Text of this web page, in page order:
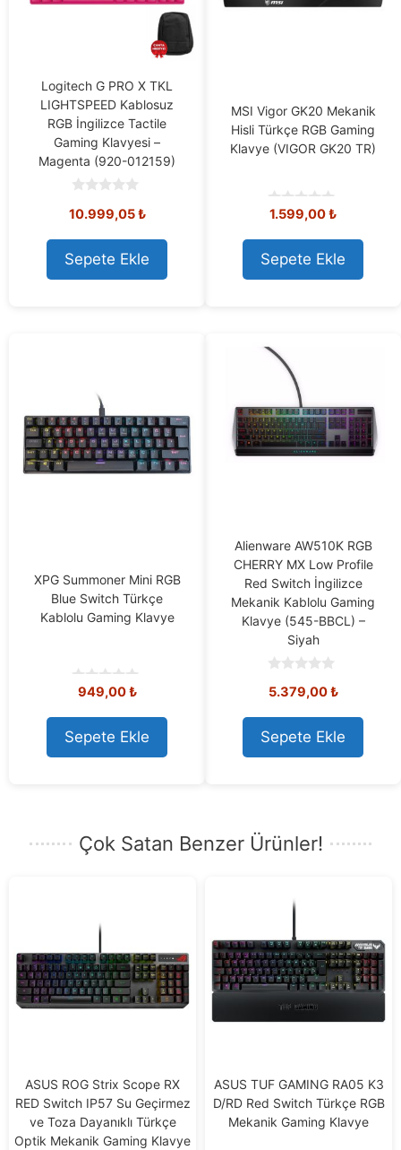
Logitech G PRO X TKL
LIGHTSPEED Kablosuz
RGB İngilizce Tactile
Gaming Klavyesi –
Magenta (920-012159)
o
t
o
f
5
Orijinal
11.508,73 ₺.
10.999,05₺Mevcut
Sepete Ekle
MSI Vigor GK20 Mekanik
Hisli Türkçe RGB Gaming
Klavye (VIGOR GK20 TR)
0
u
t
o
f
1.599,00₺
Sepete Ekle
XPG Summoner Mini RGB
Blue Switch Türkçe
Kablolu Gaming Klavye
0
u
t
o
f
949,00₺
Sepete Ekle
Alienware AW510K RGB
CHERRY MX Low Profile
Red Switch İngilizce
Mekanik Kablolu Gaming
Klavye (545-BBCL) –
Siyah
o
t
o
f
5
5.379,00₺
Sepete Ekle
Çok Satan Benzer Ürünler!
ASUS ROG Strix Scope RX
RED Switch IP57 Su Geçirmez
ve Toza Dayanıklı Türkçe
Optik Mekanik Gaming Klavye
ASUS TUF GAMING RA05 K3
D/RD Red Switch Türkçe RGB
Mekanik Gaming Klavye